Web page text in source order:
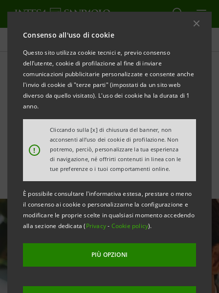
Consenso all'uso di cookie
Questo sito utilizza cookie tecnici e, previo consenso
dell’utente, cookie di profilazione al fine di inviare
comunicazioni pubblicitarie personalizzate e consente anche
l'invio di cookie di "terze parti" (impostati da un sito web
diverso da quello visitato). L'uso dei cookie ha la durata di 1
anno.
!
Cliccando sulla [x] di chiusura del banner, non
acconsenti all’uso dei cookie di profilazione. Non
potremo, perciò, personalizzare la tua esperienza
di navigazione, né offrirti contenuti in linea con le
tue preferenze o i tuoi comportamenti online.
È possibile consultare l'informativa estesa, prestare o meno
il consenso ai cookie o personalizzarne la configurazione e
modificare le proprie scelte in qualsiasi momento accedendo
alla sezione dedicata (Privacy- Cookie policy).
PIÙ OPZIONI
Tutte le news
Intesa Sanpaolo rafforza la
collaborazione con le
Associazioni dei
Consumatori